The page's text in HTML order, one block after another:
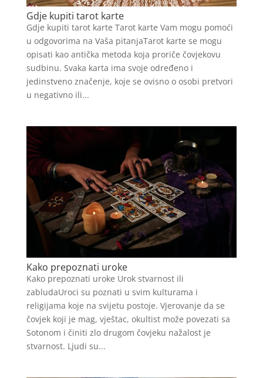
Gdje kupiti tarot karte
Gdje kupiti tarot karte Tarot karte Vam mogu pomoći
u odgovorima na Vaša pitanjaTarot karte se mogu
opisati kao antička metoda koja proriče čovjekovu
sudbinu. Svaka karta ima svoje određeno i
jedinstveno značenje, koje se ovisno o osobi pretvori
u negativno ili...
Kako prepoznati uroke
Kako prepoznati uroke Urok stvarnost ili
zabludaUroci su poznati u svim kulturama i
religijama koje na svijetu postoje. Vjerovanje da se
čovjek koji je mag, vještac, okultist može povezati sa
Sotonom i činiti zlo drugom čovjeku nažalost je
stvarnost. Ljudi su...